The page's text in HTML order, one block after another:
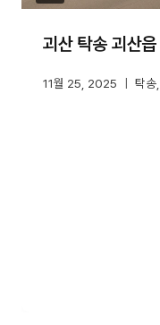
괴산 탁송 괴산
11월 25, 2025 탁송